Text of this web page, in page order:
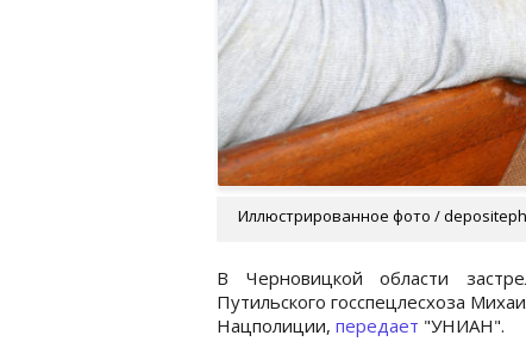
Иллюстрированное фото /
В Черновицкой области
Путильского госспецлесхоза
Нацполиции, передает "УНИАН".